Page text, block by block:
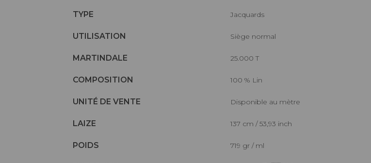
TYPE Jacquards
UTILISATION Siège normal
MARTINDALE 25.000 T
COMPOSITION 100 % Lin
UNITÉ DE VENTE Disponible au mètre
LAIZE 137 cm / 53,93 inch
POIDS 719 gr / ml